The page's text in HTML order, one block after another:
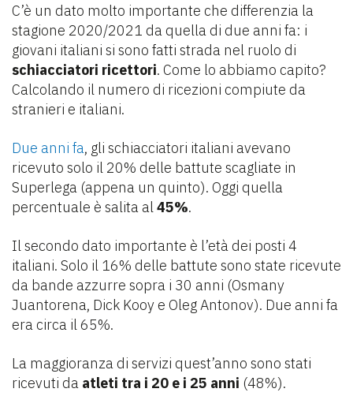
C’è un dato molto importante che differenzia la
stagione 2020/2021 da quella di due anni fa: i
giovani italiani si sono fatti strada nel ruolo di
schiacciatori ricettori. Come lo abbiamo capito?
Calcolando il numero di ricezioni compiute da
stranieri e italiani.
Due anni fa, gli schiacciatori italiani avevano
ricevuto solo il 20% delle battute scagliate in
Superlega (appena un quinto). Oggi quella
percentuale è salita al45%.
Il secondo dato importante è l’età dei posti 4
italiani. Solo il 16% delle battute sono state ricevute
da bande azzurre sopra i 30 anni (Osmany
Juantorena, Dick Kooy e Oleg Antonov). Due anni fa
era circa il 65%.
La maggioranza di servizi quest’anno sono stati
ricevuti da atleti tra i 20 e i 25 anni (48%).